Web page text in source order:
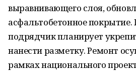
выравнивающего слоя,
асфальтобетонное покрытие.
подрядчик планирует
нанести разметку. Ремонт
рамках национального